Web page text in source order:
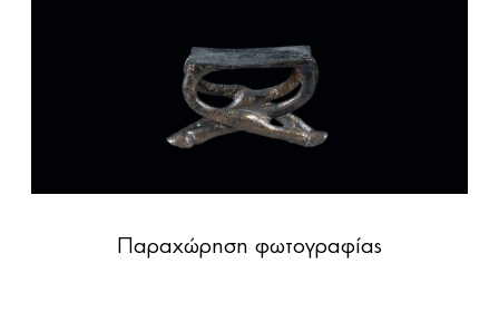
Παραχώρηση φωτογραφίας